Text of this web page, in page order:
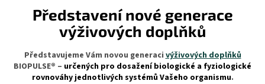
Představení nové generace
výživových doplňků
Představujeme Vám novou generaci výživových doplňků
BIOPULSE® – určených pro dosažení biologické a fyziologické
rovnováhy jednotlivých systémů Vašeho organismu.